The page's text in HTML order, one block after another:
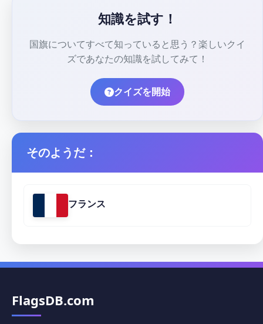
知識を試す！
国旗についてすべて知っていると思う？楽しいクイ
ズであなたの知識を試してみて！
クイズを開始
そのようだ：
フランス
FlagsDB.com